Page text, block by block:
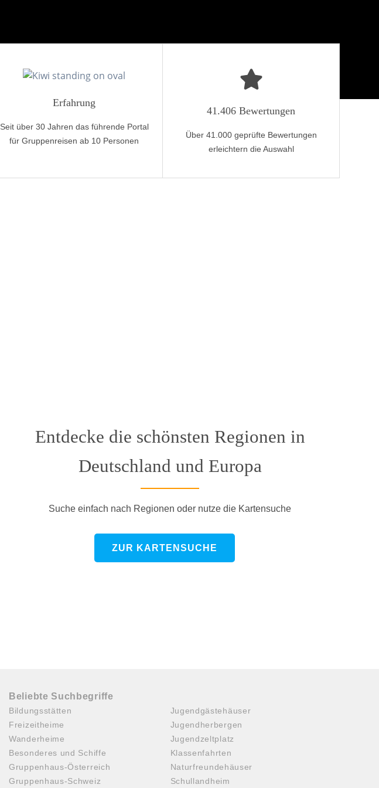
Erfahrung
Seit über 30 Jahren das führende Portal
für Gruppenreisen ab 10 Personen
41.406 Bewertungen
Über 41.000 geprüfte Bewertungen
erleichtern die Auswahl
Entdecke die schönsten Regionen in
Deutschland und Europa
Suche einfach nach Regionen oder nutze die Kartensuche
ZUR KARTENSUCHE
Beliebte Suchbegriffe
Bildungsstätten
Freizeitheime
Wanderheime
Besonderes und Schiffe
Gruppenhaus-Österreich
Gruppenhaus-Schweiz
Jugendgästehäuser
Jugendherbergen
Jugendzeltplatz
Klassenfahrten
Naturfreundehäuser
Schullandheim